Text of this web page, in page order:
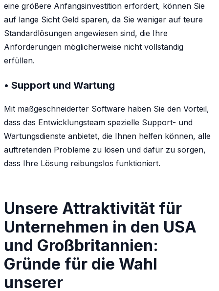
eine größere Anfangsinvestition erfordert, können Sie
auf lange Sicht Geld sparen, da Sie weniger auf teure
Standardlösungen angewiesen sind, die Ihre
Anforderungen möglicherweise nicht vollständig
erfüllen.
• Support und Wartung
Mit maßgeschneiderter Software haben Sie den Vorteil,
dass das Entwicklungsteam spezielle Support- und
Wartungsdienste anbietet, die Ihnen helfen können, alle
auftretenden Probleme zu lösen und dafür zu sorgen,
dass Ihre Lösung reibungslos funktioniert.
Unsere Attraktivität für
Unternehmen in den USA
und Großbritannien:
Gründe für die Wahl
unserer